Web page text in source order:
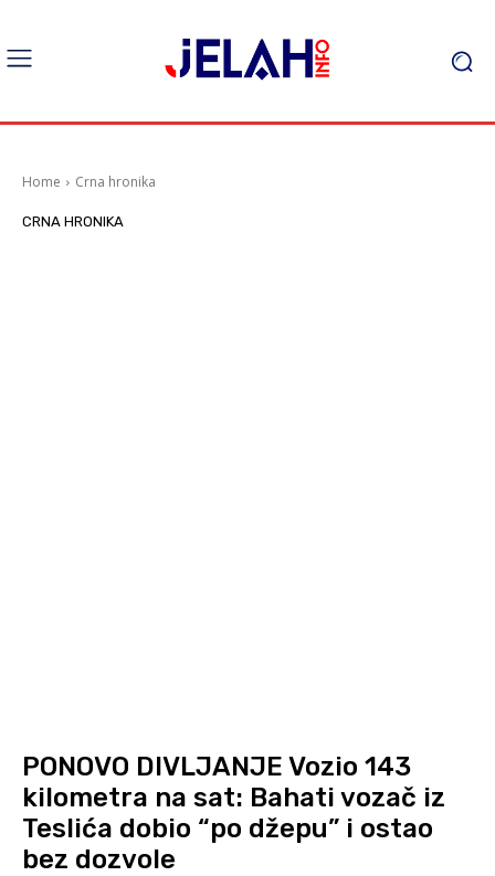
Home Crna hronika
CRNA HRONIKA
PONOVO DIVLJANJE Vozio 143
kilometra na sat: Bahati vozač iz
Teslića dobio “po džepu” i ostao
bez dozvole